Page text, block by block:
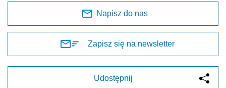
Napisz do nas
Zapisz się na newsletter
Udostępnij